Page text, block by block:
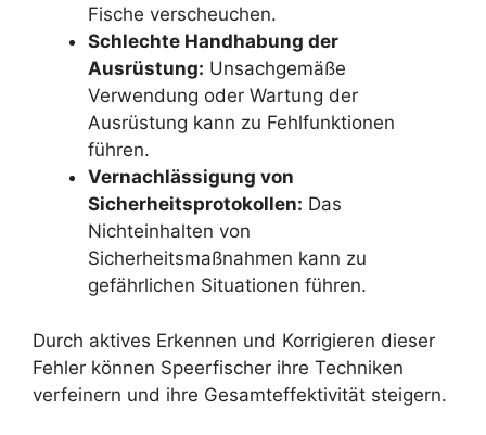
Fische verscheuchen.
Schlechte Handhabung der
Ausrüstung: Unsachgemäße
Verwendung oder Wartung der
Ausrüstung kann zu Fehlfunktionen
führen.
Vernachlässigung von
Sicherheitsprotokollen: Das
Nichteinhalten von
Sicherheitsmaßnahmen kann zu
gefährlichen Situationen führen.
Durch aktives Erkennen und Korrigieren dieser
Fehler können Speerfischer ihre Techniken
verfeinern und ihre Gesamteffektivität steigern.